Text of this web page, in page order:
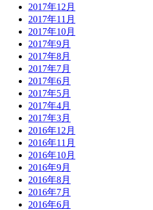
2017年12月
2017年11月
2017年10月
2017年9月
2017年8月
2017年7月
2017年6月
2017年5月
2017年4月
2017年3月
2016年12月
2016年11月
2016年10月
2016年9月
2016年8月
2016年7月
2016年6月